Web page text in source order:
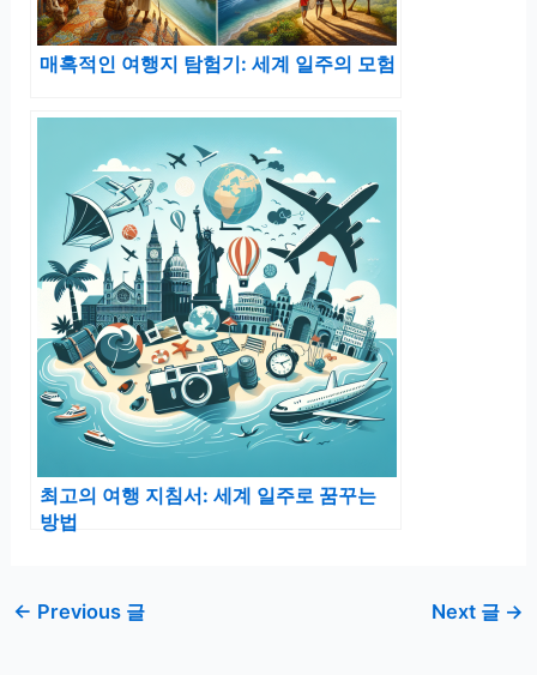
매혹적인 여행지 탐험기: 세계 일주의 모험
최고의 여행 지침서: 세계 일주로 꿈꾸는
방법
← Previous 글 Next 글 →